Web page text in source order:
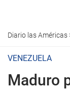
Diario las Américas
VENEZUELA
Maduro